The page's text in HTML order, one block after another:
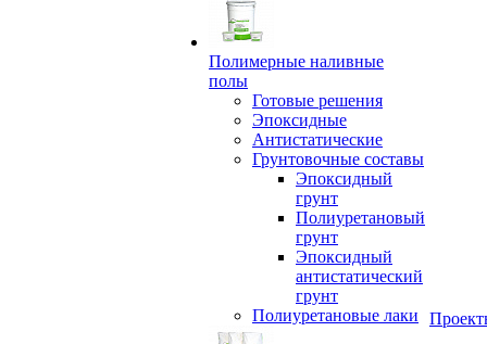
Полимерные наливные
полы
Готовые решения
Эпоксидные
Антистатические
Грунтовочные составы
Эпоксидный
грунт
Полиуретановый
грунт
Эпоксидный
антистатический
грунт
Полиуретановые лаки